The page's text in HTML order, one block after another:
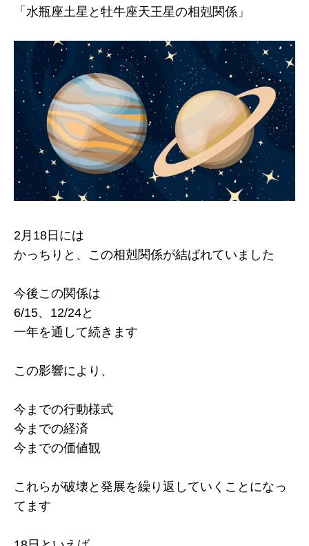
「水瓶座土星と牡牛座天王星の相剋関係」
2月18日には
かっちりと、この相剋関係が結ばれていました
今後この関係は
6/15、12/24と
一年を通して続きます
この影響により、
今までの行動様式
今までの経済
今までの価値観
これらが破壊と発展を繰り返していくことになっ
てます